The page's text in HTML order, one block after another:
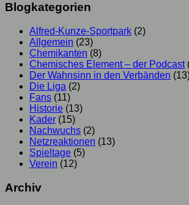
Blogkategorien
Alfred-Kunze-Sportpark (2)
Allgemein (23)
Chemikanten (8)
Chemisches Element – der Podcast
Der Wahnsinn in den Verbänden
Die Liga (2)
Fans (11)
Historie (13)
Kader (15)
Nachwuchs (2)
Netzreaktionen (13)
Spieltage (5)
Verein (12)
Archiv